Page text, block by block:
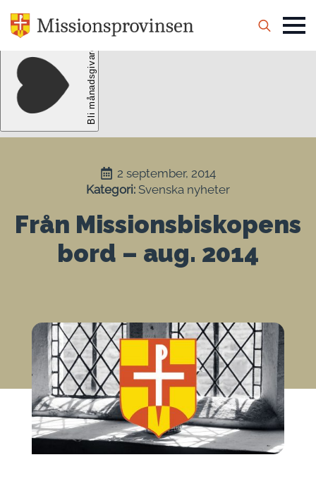
Search
2 september, 2014
Kategori: Svenska nyheter
Från Missionsbiskopens
bord – aug. 2014